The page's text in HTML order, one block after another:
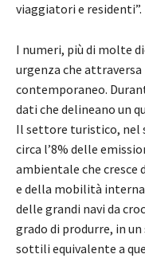
viaggiatori e residenti”.
I numeri, più di molte
urgenza che
contemporaneo.
dati che delineano un
Il settore turistico, nel
circa l’8% delle
ambientale che cresce
e della mobilità
delle grandi navi da
grado di produrre, in
sottili equivalente a